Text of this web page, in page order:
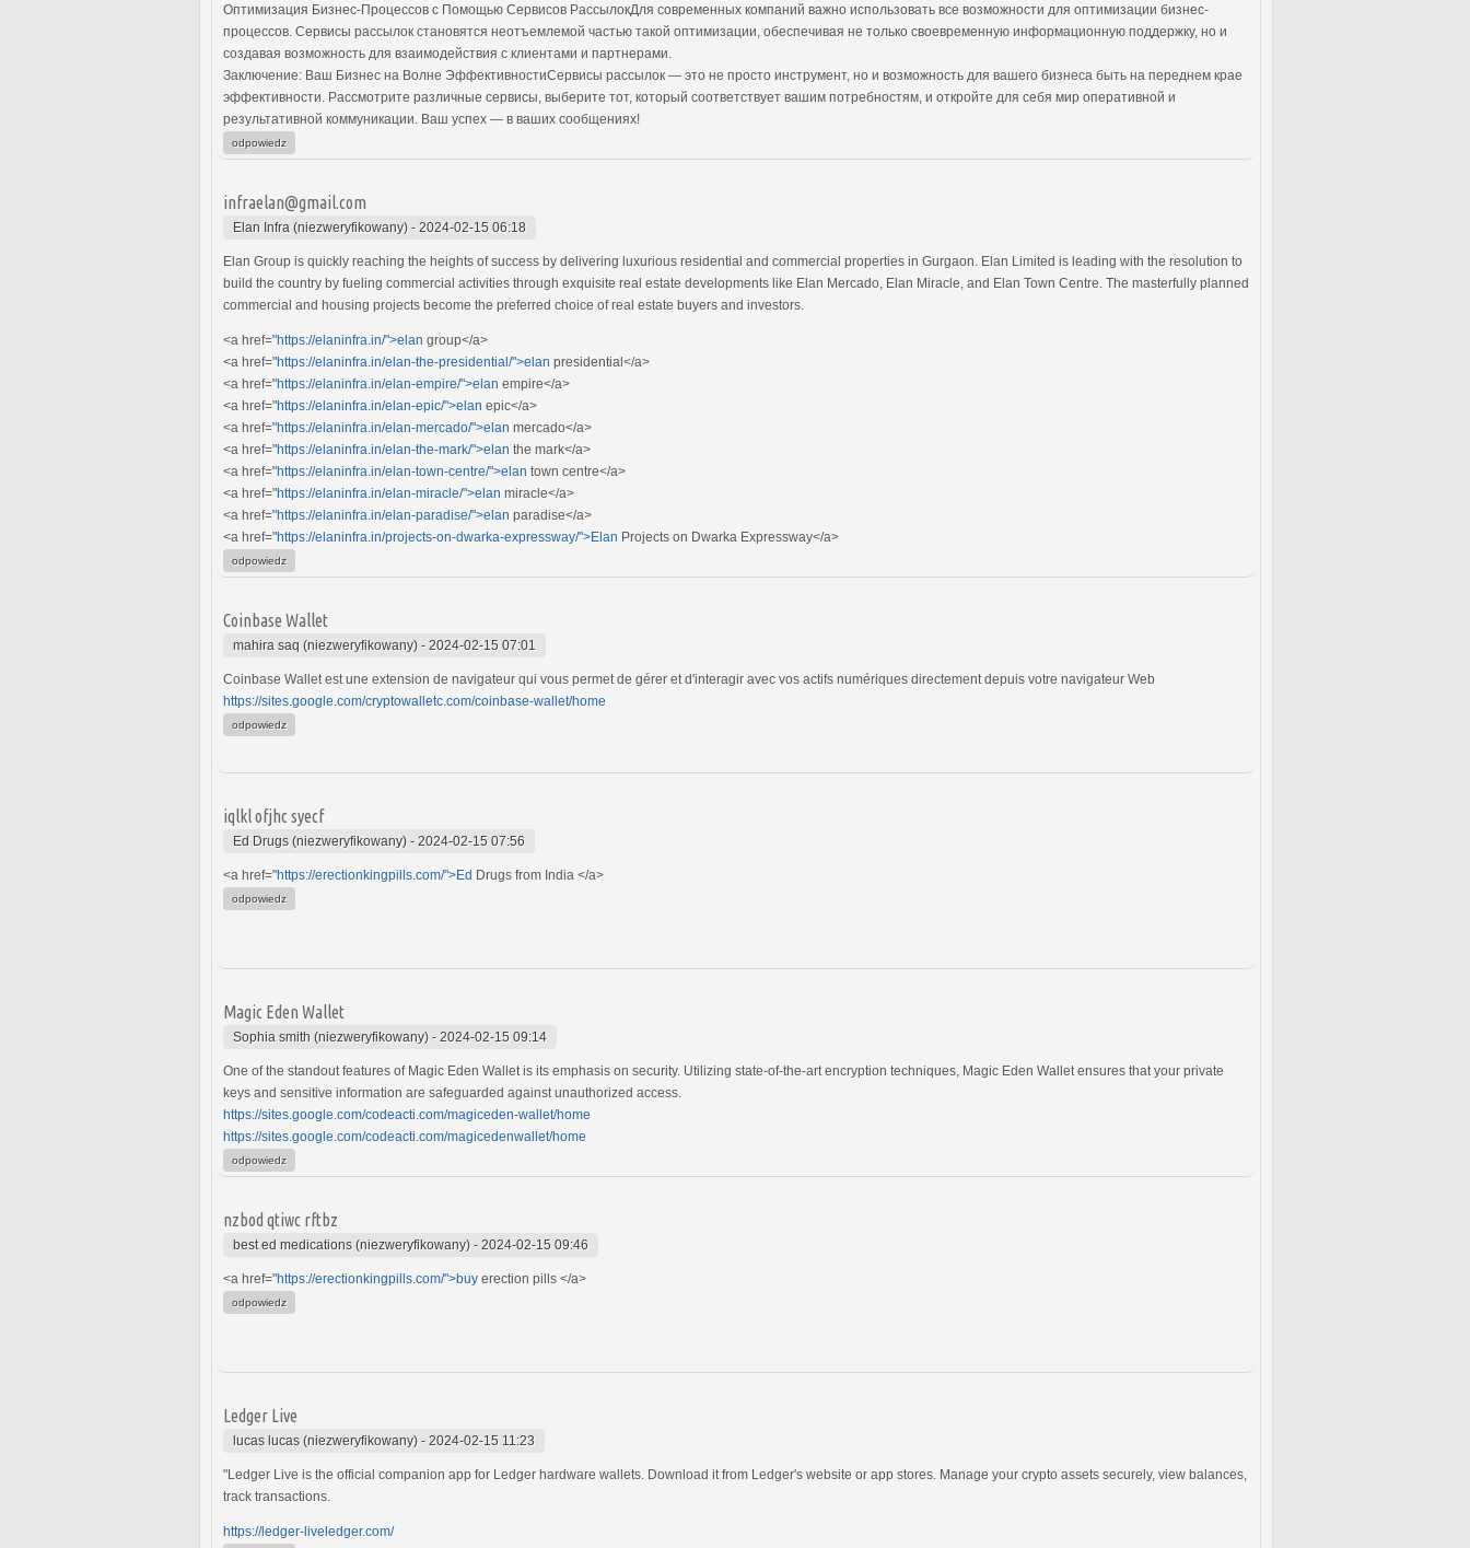
Оптимизация Бизнес-Процессов с Помощью Сервисов РассылокДля современных компаний важно использовать все возможности для оптимизации бизнес-
процессов. Сервисы рассылок становятся неотъемлемой частью такой оптимизации, обеспечивая не только своевременную информационную поддержку, но и
создавая возможность для взаимодействия с клиентами и партнерами.
Заключение: Ваш Бизнес на Волне ЭффективностиСервисы рассылок — это не просто инструмент, но и возможность для вашего бизнеса быть на переднем крае
эффективности. Рассмотрите различные сервисы, выберите тот, который соответствует вашим потребностям, и откройте для себя мир оперативной и
результативной коммуникации. Ваш успех — в ваших сообщениях!
odpowiedz
infraelan@gmail.com
Elan Infra (niezweryfikowany) - 2024-02-15 06:18
Elan Group is quickly reaching the heights of success by delivering luxurious residential and commercial properties in Gurgaon. Elan Limited is leading with the resolution to
build the country by fueling commercial activities through exquisite real estate developments like Elan Mercado, Elan Miracle, and Elan Town Centre. The masterfully planned
commercial and housing projects become the preferred choice of real estate buyers and investors.
<a href="https://elaninfra.in/">elan group</a>
<a href="https://elaninfra.in/elan-the-presidential/">elan presidential</a>
<a href="https://elaninfra.in/elan-empire/">elan empire</a>
<a href="https://elaninfra.in/elan-epic/">elan epic</a>
<a href="https://elaninfra.in/elan-mercado/">elan mercado</a>
<a href="https://elaninfra.in/elan-the-mark/">elan the mark</a>
<a href="https://elaninfra.in/elan-town-centre/">elan town centre</a>
<a href="https://elaninfra.in/elan-miracle/">elan miracle</a>
<a href="https://elaninfra.in/elan-paradise/">elan paradise</a>
<a href="https://elaninfra.in/projects-on-dwarka-expressway/">Elan Projects on Dwarka Expressway</a>
odpowiedz
Coinbase Wallet
mahira saq (niezweryfikowany) - 2024-02-15 07:01
Coinbase Wallet est une extension de navigateur qui vous permet de gérer et d'interagir avec vos actifs numériques directement depuis votre navigateur Web
https://sites.google.com/cryptowalletc.com/coinbase-wallet/home
odpowiedz
iqlkl ofjhc syecf
Ed Drugs (niezweryfikowany) - 2024-02-15 07:56
<a href="https://erectionkingpills.com/">Ed Drugs from India </a>
odpowiedz
Magic Eden Wallet
Sophia smith (niezweryfikowany) - 2024-02-15 09:14
One of the standout features of Magic Eden Wallet is its emphasis on security. Utilizing state-of-the-art encryption techniques, Magic Eden Wallet ensures that your private
keys and sensitive information are safeguarded against unauthorized access.
https://sites.google.com/codeacti.com/magiceden-wallet/home
https://sites.google.com/codeacti.com/magicedenwallet/home
odpowiedz
nzbod qtiwc rftbz
best ed medications (niezweryfikowany) - 2024-02-15 09:46
<a href="https://erectionkingpills.com/">buy erection pills </a>
odpowiedz
Ledger Live
lucas lucas (niezweryfikowany) - 2024-02-15 11:23
"Ledger Live is the official companion app for Ledger hardware wallets. Download it from Ledger's website or app stores. Manage your crypto assets securely, view balances,
track transactions.
https://ledger-liveledger.com/